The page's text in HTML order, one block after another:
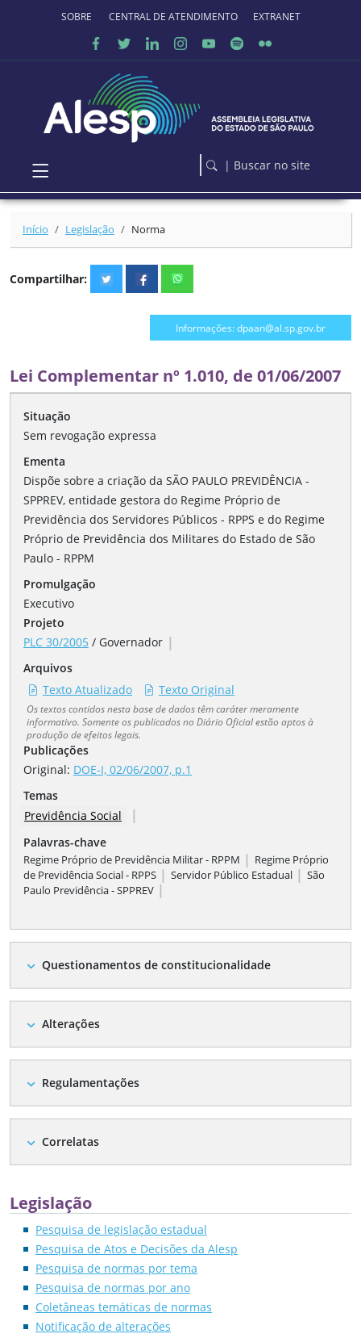
Ir para o conteúdo principal
SOBRE O PORTALCENTRAL DE ATENDIMENTO EXTRANET
| Buscar no site
Início Legislação Norma
Compartilhar:
Informações: dpaan@al.sp.gov.br
Lei Complementar nº 1.010, de 01/06/2007
Situação
Sem revogação expressa
Ementa
Dispõe sobre a criação da SÃO PAULO PREVIDÊNCIA -
SPPREV, entidade gestora do Regime Próprio de
Previdência dos Servidores Públicos - RPPS e do Regime
Próprio de Previdência dos Militares do Estado de São
Paulo - RPPM
Promulgação
Executivo
Projeto
PLC 30/2005 / Governador |
Arquivos
Texto Atualizado
Texto Original
Os textos contidos nesta base de dados têm caráter meramente
informativo. Somente os publicados no Diário Oficial estão aptos à
produção de efeitos legais.
Publicações
Original: DOE-I, 02/06/2007, p.1
Temas
Previdência Social
|
Palavras-chave
Regime Próprio de Previdência Militar - RPPM | Regime Próprio
de Previdência Social - RPPS | Servidor Público Estadual | São
Paulo Previdência - SPPREV |
expand_more Questionamentos de constitucionalidade
expand_more Alterações
expand_more Regulamentações
expand_more Correlatas
Legislação
Pesquisa de legislação estadual
Pesquisa de Atos e Decisões da Alesp
Pesquisa de normas por tema
Pesquisa de normas por ano
Coletâneas temáticas de normas
Notificação de alterações